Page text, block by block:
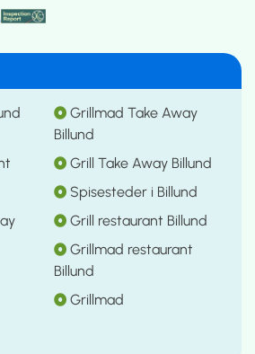
Grillmad Take Away
Billund
Grill Take Away Billund
Spisesteder i Billund
Grill restaurant Billund
Grillmad restaurant
Billund
Grillmad